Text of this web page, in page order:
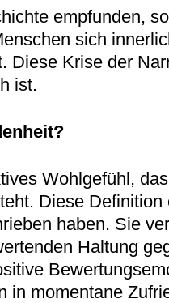
empfunden,
sich
Diese Krise der
ist.
Wohlgefühl,
Diese
haben. Sie
Haltung
in momentane